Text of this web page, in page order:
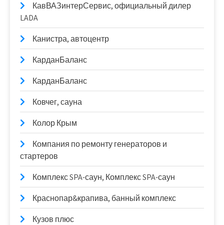
КавВАЗинтерСервис, официальный дилер
LADA
Канистра, автоцентр
КарданБаланс
КарданБаланс
Ковчег, сауна
Колор Крым
Компания по ремонту генераторов и
стартеров
Комплекс SPA-саун, Комплекс SPA-саун
Краснопар&крапива, банный комплекс
Кузов плюс